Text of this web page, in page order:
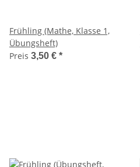
Frühling (Mathe, Klasse 1,
Übungsheft)
Preis 3,50 € *